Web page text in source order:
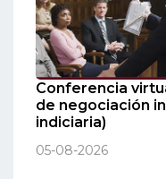
Conferencia
de negociación
indiciaria)
05-08-2026